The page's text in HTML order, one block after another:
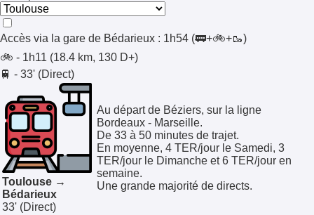
Accès via la gare de Bédarieux : 1h54 (🚃+🚲+🥾)
🚲 - 1h11 (18.4 km, 130 D+)
🚆 - 33' (Direct)
Toulouse →
Bédarieux
33' (Direct)
Au départ de Béziers, sur la ligne
Bordeaux - Marseille.
De 33 à 50 minutes de trajet.
En moyenne, 4 TER/jour le Samedi, 3
TER/jour le Dimanche et 6 TER/jour en
semaine.
Une grande majorité de directs.